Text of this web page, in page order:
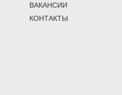
ВАКАНСИИ
КОНТАКТЫ